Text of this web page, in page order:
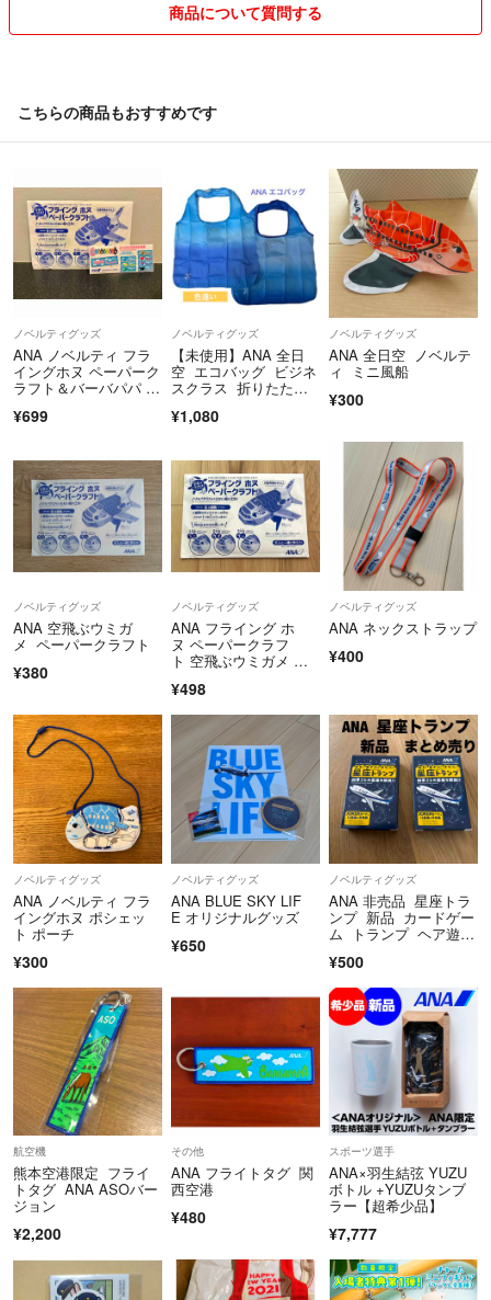
商品について質問する
こちらの商品もおすすめです
ノベルティグッズ
ANA ノベルティ フラ
イングホヌ ペーパーク
ラフト＆バーバパパ フ
¥699
ノベルティグッズ
【未使用】ANA 全日
空 エコバッグ ビジネ
スクラス 折りたた
¥1,080
ノベルティグッズ
ANA 全日空 ノベルテ
ィ ミニ風船
¥300
ノベルティグッズ
ANA 空飛ぶウミガ
メ ペーパークラフト
¥380
ノベルティグッズ
ANA フライング ホ
ヌ ペーパークラフ
ト 空飛ぶウミガメ 新
¥498
ノベルティグッズ
ANA ネックストラップ
¥400
ノベルティグッズ
ANA ノベルティ フラ
イングホヌ ポシェッ
ト ポーチ
¥300
ノベルティグッズ
ANA BLUE SKY LIF
E オリジナルグッズ
¥650
ノベルティグッズ
ANA 非売品 星座トラ
ンプ 新品 カードゲー
ム トランプ ヘア遊
¥500
航空機
熊本空港限定 フライ
トタグ ANA ASOバー
ジョン
¥2,200
その他
ANA フライトタグ 関
西空港
¥480
スポーツ選手
ANA×羽生結弦 YUZU
ボトル +YUZUタンブ
ラー【超希少品】
¥7,777